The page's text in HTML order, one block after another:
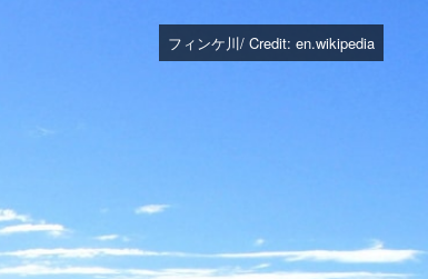
フィンケ川/ Credit: en.wikipedia